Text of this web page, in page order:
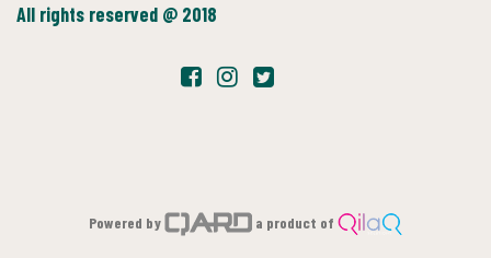
All rights reserved @ 2018
Powered by a product of